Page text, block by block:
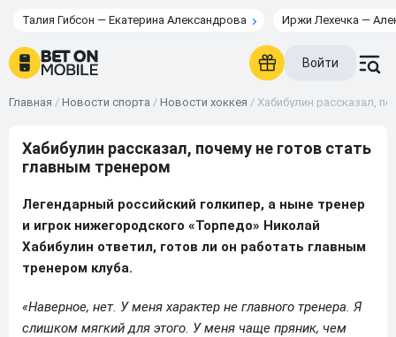
Талия Гибсон — Екатерина Александрова Иржи Лехечка —
Войти
Главная / Новости спорта / Новости хоккея / Хабибулин рассказал,
Хабибулин рассказал, почему не готов стать
главным тренером
Легендарный российский голкипер, а ныне тренер
и игрок нижегородского «Торпедо» Николай
Хабибулин ответил, готов ли он работать главным
тренером клуба.
«Наверное, нет. У меня характер не главного тренера. Я
слишком мягкий для этого. У меня чаще пряник, чем